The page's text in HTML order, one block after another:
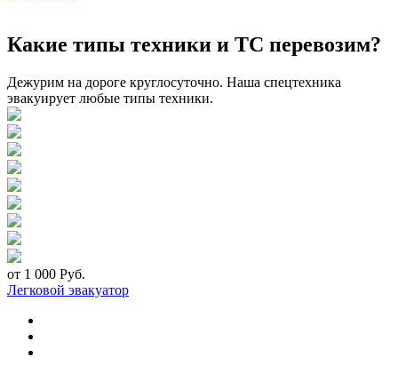
Какие типы техники и ТС перевозим?
Дежурим на дороге круглосуточно. Наша спецтехника
эвакуирует любые типы техники.
от 1 000 Руб.
Легковой эвакуатор